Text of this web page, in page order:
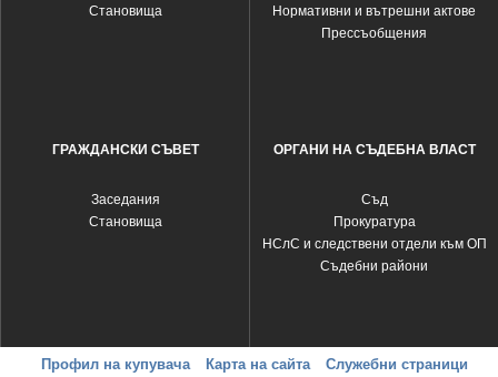
Становища
Нормативни и вътрешни актове
Прессъобщения
ГРАЖДАНСКИ СЪВЕТ
Заседания
Становища
ОРГАНИ НА СЪДЕБНА ВЛАСТ
Съд
Прокуратура
НСлС и следствени отдели към ОП
Съдебни райони
Профил на купувача Карта на сайта Служебни страници